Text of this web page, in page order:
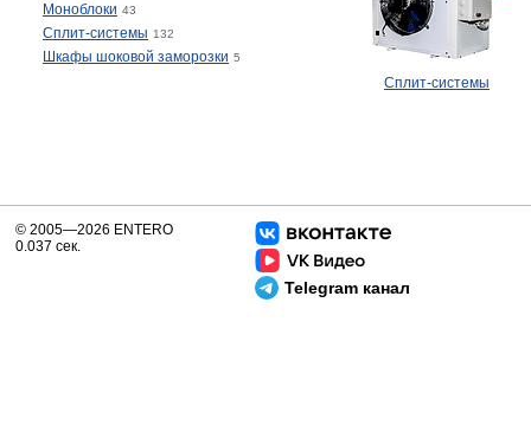
Сплит-системы
Моноблоки 43
Сплит-системы 132
Шкафы шоковой заморозки 5
Telegram канал
© 2005—2026 ENTERO
0.037 сек.